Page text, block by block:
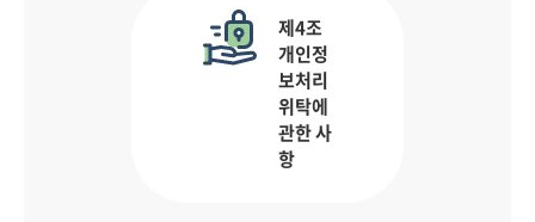
제4조
개인정
보처리
위탁에
관한 사
항